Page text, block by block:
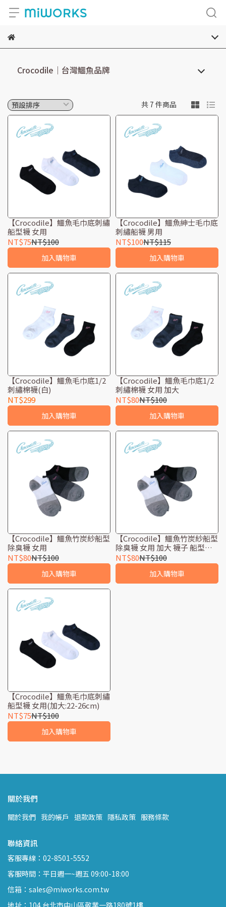
Crocodile｜台灣鱷魚品牌
共 7 件商品
【Crocodile】鱷魚毛巾底刺繡
船型襪 女用
NT$75NT$100
加入購物車
【Crocodile】鱷魚紳士毛巾底
刺繡船襪 男用
NT$100NT$115
加入購物車
【Crocodile】鱷魚毛巾底1/2
刺繡棉襪(白)
NT$299
加入購物車
【Crocodile】鱷魚毛巾底1/2
刺繡棉襪 女用 加大
NT$80NT$100
加入購物車
【Crocodile】鱷魚竹炭紗船型
除臭襪 女用
NT$80NT$100
加入購物車
【Crocodile】鱷魚竹炭紗船型
除臭襪 女用 加大 襪子 船型襪
純棉 台灣製 吸濕排汗
NT$80NT$100
加入購物車
【Crocodile】鱷魚毛巾底刺繡
船型襪 女用(加大:22-26cm)
NT$75NT$100
加入購物車
關於我們
關於我們 我的帳戶 退款政策 隱私政策 服務條款
聯絡資訊
客服專線：02-8501-5552
客服時間：平日週一~週五 09:00-18:00
信箱：sales@miworks.com.tw
地址：104 台北市中山區敬業一路180號1樓